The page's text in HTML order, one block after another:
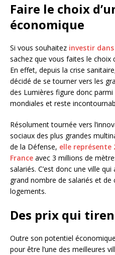
Faire le choix
économique
Si vous souhaitez investir
sachez que vous faites le choix
En effet, depuis la crise
décidé de se tourner vers les
des Lumières figure donc
mondiales et reste
Résolument tournée vers
sociaux des plus grandes
de la Défense, elle représente
France avec 3 millions de
salariés. C’est donc une ville
grand nombre de salariés et de
logements.
Des prix qui
Outre son potentiel
pour être l’une des meilleures